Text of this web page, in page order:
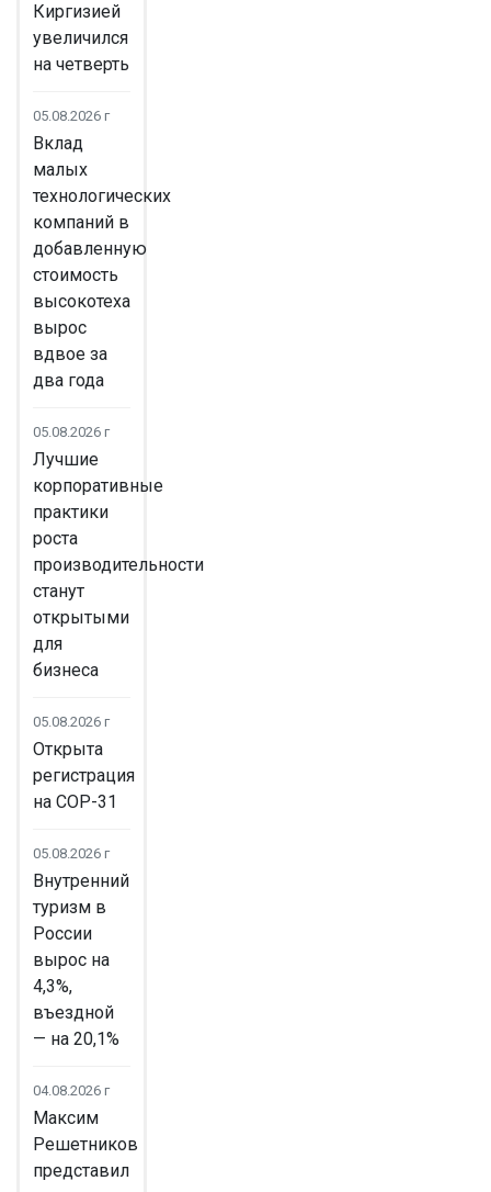
Киргизией
увеличился
на четверть
05.08.2026 г
Вклад
малых
технологических
компаний в
добавленную
стоимость
высокотеха
вырос
вдвое за
два года
05.08.2026 г
Лучшие
корпоративные
практики
роста
производительности
станут
открытыми
для
бизнеса
05.08.2026 г
Открыта
регистрация
на COP-31
05.08.2026 г
Внутренний
туризм в
России
вырос на
4,3%,
въездной
— на 20,1%
04.08.2026 г
Максим
Решетников
представил